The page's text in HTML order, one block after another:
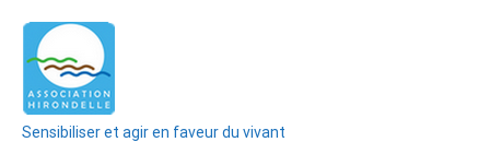
contenu
Sensibiliser et agir en faveur du vivant